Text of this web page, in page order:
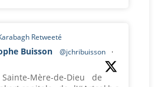
Retweeté
Buisson @jchribuisson
·
Mère-de-Dieu de